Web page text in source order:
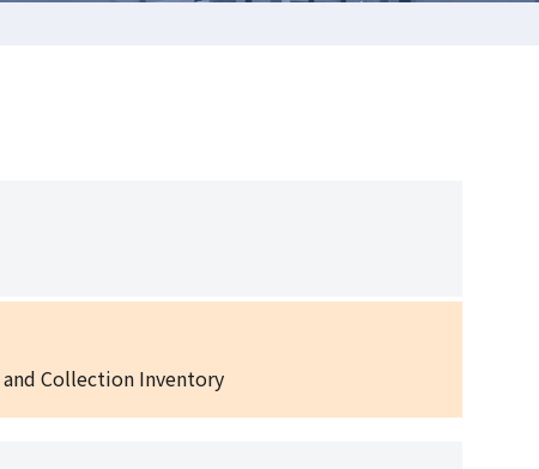
Collection Inventory